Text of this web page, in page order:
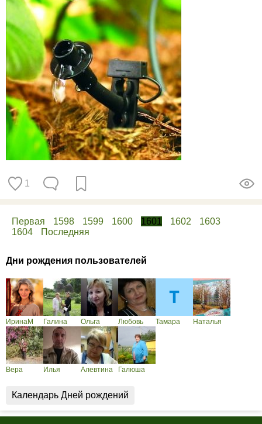
1
Первая 1598 1599 1600 1601 1602
1603
1604
Последняя
Дни рождения пользователей
ИринаМ Галина Ольга Любовь Тамара Наталья
Вера Илья Алевтина Галюша
Календарь Дней рождений